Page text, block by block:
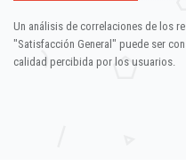
Un análisis de correlaciones de los
"Satisfacción General" puede ser
calidad percibida por los usuarios.